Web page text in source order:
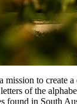
mission to create
of the
found in South